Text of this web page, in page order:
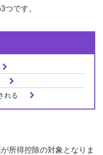
つです。
れる
所得控除の対象となりま